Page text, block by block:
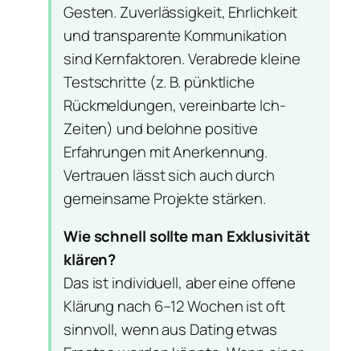
Gesten. Zuverlässigkeit, Ehrlichkeit
und transparente Kommunikation
sind Kernfaktoren. Verabrede kleine
Testschritte (z. B. pünktliche
Rückmeldungen, vereinbarte Ich-
Zeiten) und belohne positive
Erfahrungen mit Anerkennung.
Vertrauen lässt sich auch durch
gemeinsame Projekte stärken.
Wie schnell sollte man Exklusivität
klären?
Das ist individuell, aber eine offene
Klärung nach 6–12 Wochen ist oft
sinnvoll, wenn aus Dating etwas